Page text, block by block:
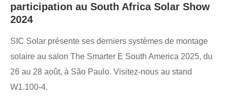
participation au South Africa Solar Show
2024
SIC Solar présente ses derniers systèmes de montage
solaire au salon The Smarter E South America 2025, du
26 au 28 août, à São Paulo. Visitez-nous au stand
W1.100-4.